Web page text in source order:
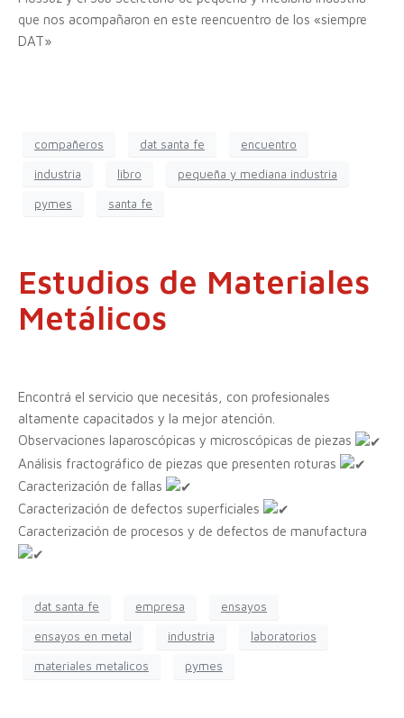
que nos acompañaron en este reencuentro de los «siempre
DAT»
compañeros dat santa fe encuentro
industria libro pequeña y mediana industria
pymes santa fe
Estudios de Materiales
Metálicos
Encontrá el servicio que necesitás, con profesionales
altamente capacitados y la mejor atención.
Observaciones laparoscópicas y microscópicas de piezas
Análisis fractográfico de piezas que presenten roturas
Caracterización de fallas
Caracterización de defectos superficiales
Caracterización de procesos y de defectos de manufactura
dat santa fe empresa ensayos
ensayos en metal industria laboratorios
materiales metalicos pymes